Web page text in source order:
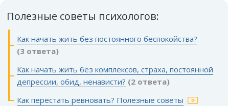
Полезные советы психологов:
Как начать жить без постоянного беспокойства?
(3 ответа)
Как начать жить без комплексов, страха, постоянной
депрессии, обид, ненависти? (2 ответа)
Как перестать ревновать? Полезные советы